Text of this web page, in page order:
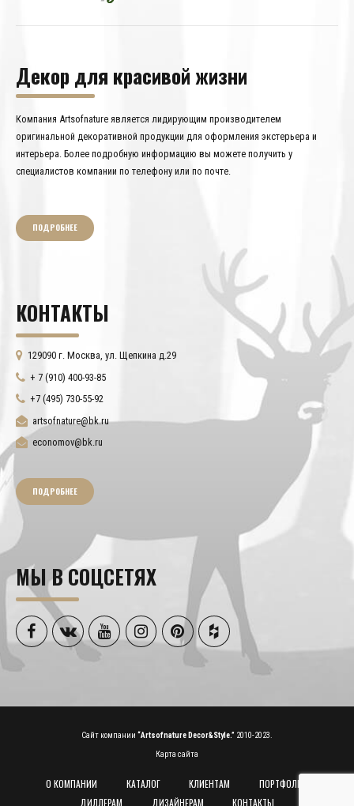
Декор для красивой жизни
Компания Artsofnature является лидирующим производителем
оригинальной декоративной продукции для оформления экстерьера и
интерьера. Более подробную информацию вы можете получить у
специалистов компании по телефону или по почте.
ПОДРОБНЕЕ
КОНТАКТЫ
129090 г. Москва, ул. Щепкина д.29
+ 7 (910) 400-93-85
+7 (495) 730-55-92
artsofnature@bk.ru
economov@bk.ru
ПОДРОБНЕЕ
МЫ В СОЦСЕТЯХ
Сайт компании “Artsofnature Decor&Style.” 2010-2023.
Карта сайта
О КОМПАНИИ КАТАЛОГ КЛИЕНТАМ
ПОРТФОЛИО
ДИЛЛЕРАМ
ДИЗАЙНЕРАМ КОНТАКТЫ